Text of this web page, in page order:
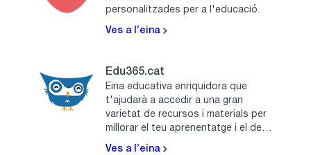
personalitzades per a l'educació.
Ves a l’eina
Edu365.cat
Eina educativa enriquidora que
t'ajudarà a accedir a una gran
varietat de recursos i materials per
millorar el teu aprenentatge i el dels
teus fills.
Ves a l’eina